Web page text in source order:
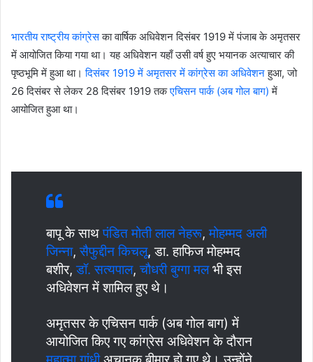
भारतीय राष्ट्रीय कांग्रेसका वार्षिक अधिवेशन दिसंबर 1919 में पंजाब के अमृतसर
में आयोजित किया गया था। यह अधिवेशन यहाँ उसी वर्ष हुए भयानक अत्याचार की
पृष्ठभूमि में हुआ था। दिसंबर 1919 में अमृतसर में कांग्रेस का अधिवेशनहुआ, जो
26 दिसंबर से लेकर 28 दिसंबर 1919 तकएचिसन पार्क (अब गोल बाग) में
आयोजित हुआ था।
बापू के साथपंडित मोती लाल नेहरू,मोहम्मद अली
जिन्ना,सैफुद्दीन किचलू, डा. हाफिज मोहम्मद
बशीर,डॉ. सत्यपाल,चौधरी बुग्गा मलभी इस
अधिवेशन में शामिल हुए थे।
अमृतसर के एचिसन पार्क (अब गोल बाग) में
आयोजित किए गए कांग्रेस अधिवेशन के दौरान